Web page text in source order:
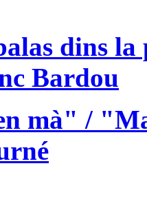
dins
Bardou
mà" /